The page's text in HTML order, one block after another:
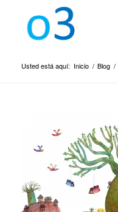
Usted está aquí: Inicio / Blog /